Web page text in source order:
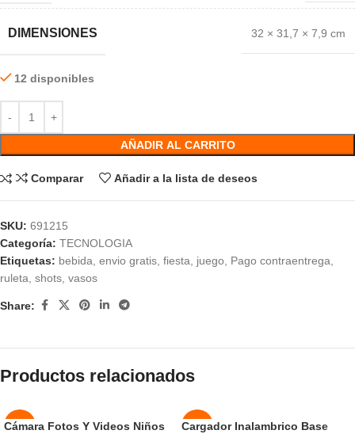
DIMENSIONES 32 × 31,7 × 7,9 cm
12 disponibles
AÑADIR AL CARRITO
Comparar Añadir a la lista de deseos
SKU: 691215
Categoría: TECNOLOGIA
Etiquetas: bebida envio gratis fiesta juego Pago contraentrega
ruleta shots vasos
Share:
Productos relacionados
-46%
Cámara Fotos Y Videos Niños
-50%
Cargador Inalambrico Base